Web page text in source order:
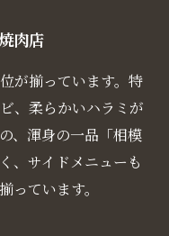
肉店
が揃っています。特
、柔らかいハラミが
、渾身の一品「相模
、サイドメニューも
っています。